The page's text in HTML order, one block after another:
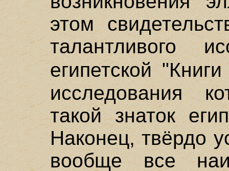
этом
талантливого
египетской
исследования
такой знаток
Наконец, твёрдо
вообще все